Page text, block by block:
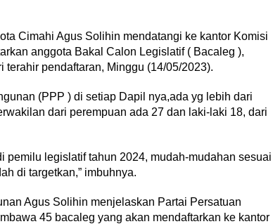
Cimahi Agus Solihin mendatangi ke kantor Komisi
anggota Bakal Calon Legislatif ( Bacaleg ),
pendaftaran, Minggu (14/05/2023).
(PPP ) di setiap Dapil nya,ada yg lebih dari
dari perempuan ada 27 dan laki-laki 18, dari
legislatif tahun 2024, mudah-mudahan sesuai
di targetkan,” imbuhnya.
Agus Solihin menjelaskan Partai Persatuan
45 bacaleg yang akan mendaftarkan ke kantor